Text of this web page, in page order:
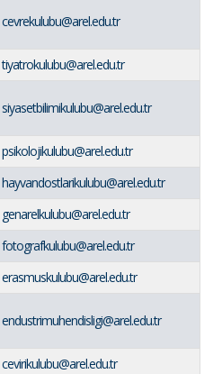
cevrekulubu@arel.edu.tr
tiyatrokulubu@arel.edu.tr
siyasetbilimikulubu@arel.edu.tr
psikolojikulubu@arel.edu.tr
hayvandostlarikulubu@arel.edu.tr
genarelkulubu@arel.edu.tr
fotografkulubu@arel.edu.tr
erasmuskulubu@arel.edu.tr
endustrimuhendisligi@arel.edu.tr
cevirikulubu@arel.edu.tr